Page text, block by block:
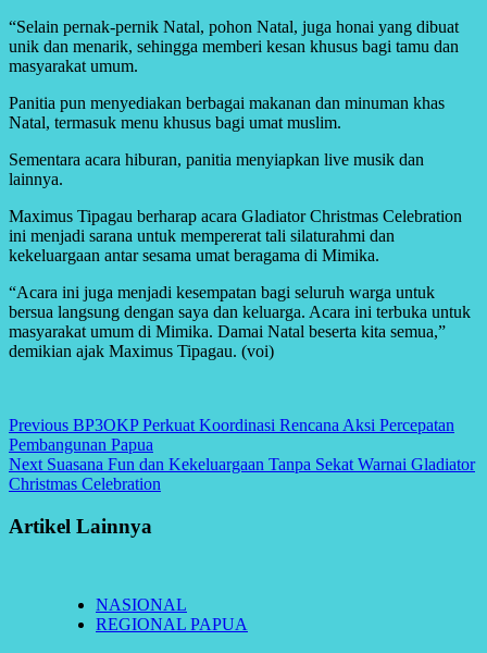
“Selain pernak-pernik Natal, pohon Natal, juga honai yang dibuat
unik dan menarik, sehingga memberi kesan khusus bagi tamu dan
masyarakat umum.
Panitia pun menyediakan berbagai makanan dan minuman khas
Natal, termasuk menu khusus bagi umat muslim.
Sementara acara hiburan, panitia menyiapkan live musik dan
lainnya.
Maximus Tipagau berharap acara Gladiator Christmas Celebration
ini menjadi sarana untuk mempererat tali silaturahmi dan
kekeluargaan antar sesama umat beragama di Mimika.
“Acara ini juga menjadi kesempatan bagi seluruh warga untuk
bersua langsung dengan saya dan keluarga. Acara ini terbuka untuk
masyarakat umum di Mimika. Damai Natal beserta kita semua,”
demikian ajak Maximus Tipagau. (voi)
Continue
Reading
Previous BP3OKP Perkuat Koordinasi Rencana Aksi Percepatan
Pembangunan Papua
Next Suasana Fun dan Kekeluargaan Tanpa Sekat Warnai Gladiator
Christmas Celebration
Artikel Lainnya
NASIONAL
REGIONAL PAPUA